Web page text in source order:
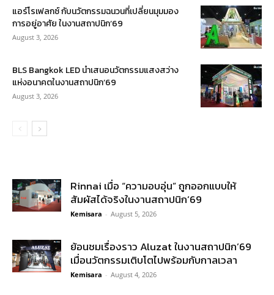
แอร์โรเฟลกซ์ กับนวัตกรรมฉนวนที่เปลี่ยนมุมมอง
การอยู่อาศัย ในงานสถาปนิก’69
August 3, 2026
BLS Bangkok LED นำเสนอนวัตกรรมแสงสว่าง
แห่งอนาคตในงานสถาปนิก’69
August 3, 2026
Rinnai เมื่อ “ความอบอุ่น” ถูกออกแบบให้
สัมผัสได้จริงในงานสถาปนิก’69
Kemisara - August 5, 2026
ย้อนชมเรื่องราว Aluzat ในงานสถาปนิก’69
เมื่อนวัตกรรมเติบโตไปพร้อมกับกาลเวลา
Kemisara - August 4, 2026